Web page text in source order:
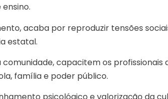
acaba por reproduzir tensões
estatal.
capacitem os profissionais
família e poder público.